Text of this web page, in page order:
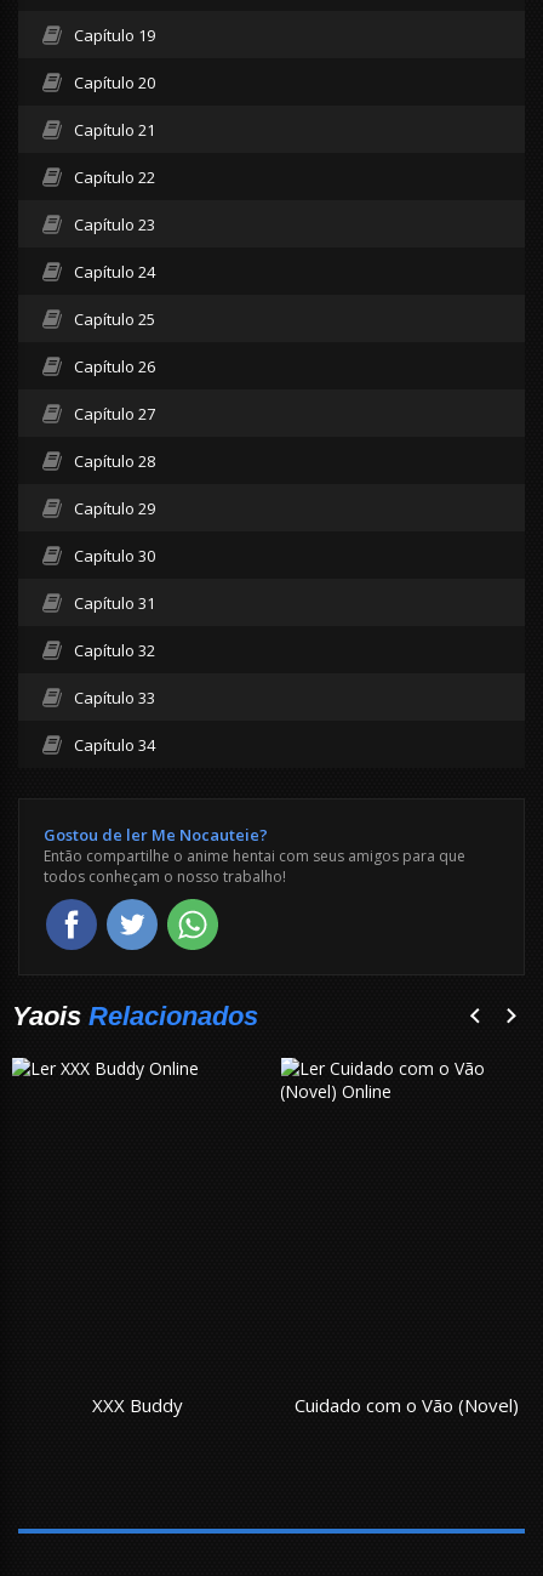
Capítulo 19
Capítulo 20
Capítulo 21
Capítulo 22
Capítulo 23
Capítulo 24
Capítulo 25
Capítulo 26
Capítulo 27
Capítulo 28
Capítulo 29
Capítulo 30
Capítulo 31
Capítulo 32
Capítulo 33
Capítulo 34
Gostou de ler Me Nocauteie?
Então compartilhe o anime hentai com seus amigos para que
todos conheçam o nosso trabalho!
Yaois Relacionados
XXX Buddy Cuidado com o Vão (Novel)